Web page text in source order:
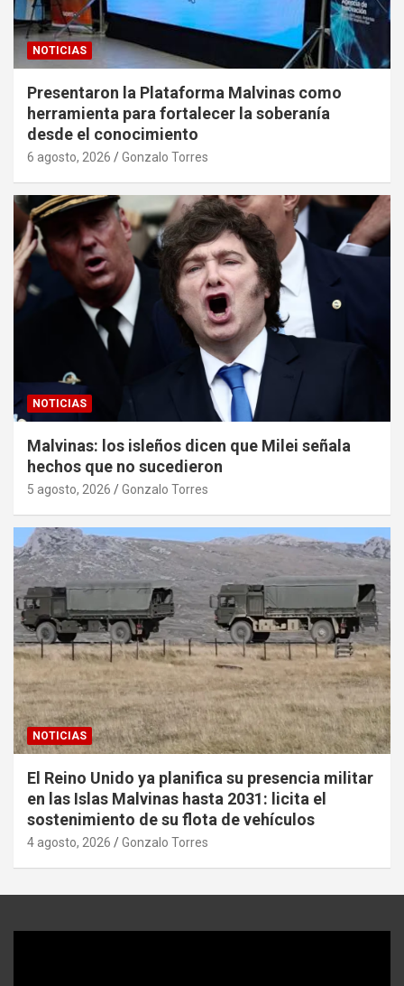
NOTICIAS
Presentaron la Plataforma Malvinas como
herramienta para fortalecer la soberanía
desde el conocimiento
6 agosto, 2026 Gonzalo Torres
NOTICIAS
Malvinas: los isleños dicen que Milei señala
hechos que no sucedieron
5 agosto, 2026 Gonzalo Torres
NOTICIAS
El Reino Unido ya planifica su presencia militar
en las Islas Malvinas hasta 2031: licita el
sostenimiento de su flota de vehículos
4 agosto, 2026 Gonzalo Torres